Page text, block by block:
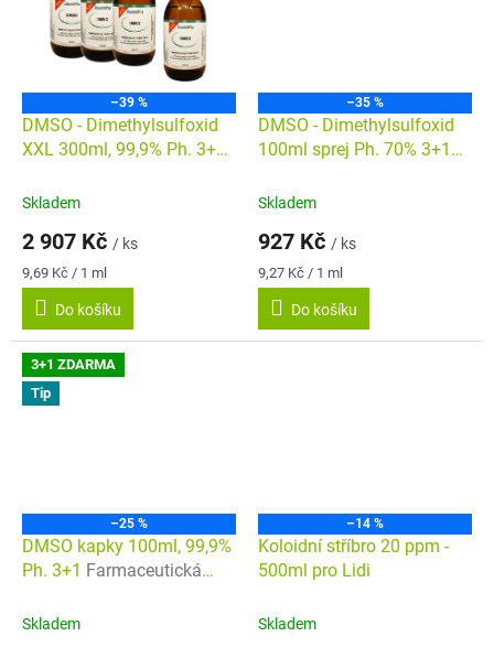
–39 %
DMSO - Dimethylsulfoxid
XXL 300ml, 99,9% Ph. 3+1
Skladem
2 907 Kč / ks
Měrná
cena:
9,69 Kč / 1 ml
Do košíku
–35 %
DMSO - Dimethylsulfoxid
100ml sprej Ph. 70% 3+1
Skladem
927 Kč / ks
Měrná
cena:
9,27 Kč / 1 ml
Do košíku
3+1 ZDARMA
Tip
–25 %
DMSO kapky 100ml, 99,9%
Ph. 3+1 Farmaceutická
Skladem
–14 %
Koloidní stříbro 20 ppm -
500ml pro Lidi
Skladem